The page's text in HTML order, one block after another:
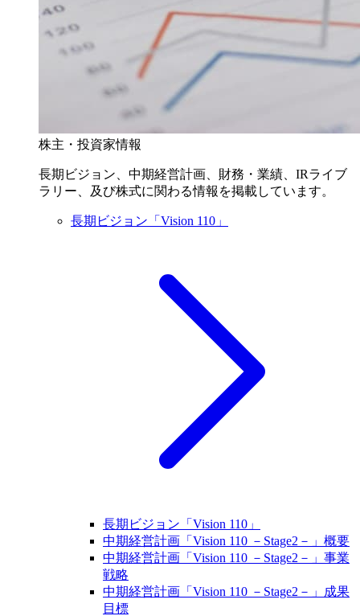
株主・投資家情報
長期ビジョン、中期経営計画、財務・業績、IRライブ
ラリー、及び株式に関わる情報を掲載しています。
長期ビジョン「Vision 110」
長期ビジョン「Vision 110」
中期経営計画「Vision 110 －Stage2－」概要
中期経営計画「Vision 110 －Stage2－」事業
戦略
中期経営計画「Vision 110 －Stage2－」成果
目標